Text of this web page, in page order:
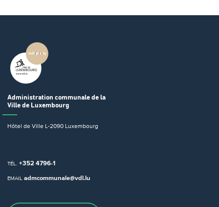
Administration communale de la
Ville de Luxembourg
Hôtel de Ville L-2090 Luxembourg
TÉL. +352 4796-1
EMAIL admcommunale@vdl.lu